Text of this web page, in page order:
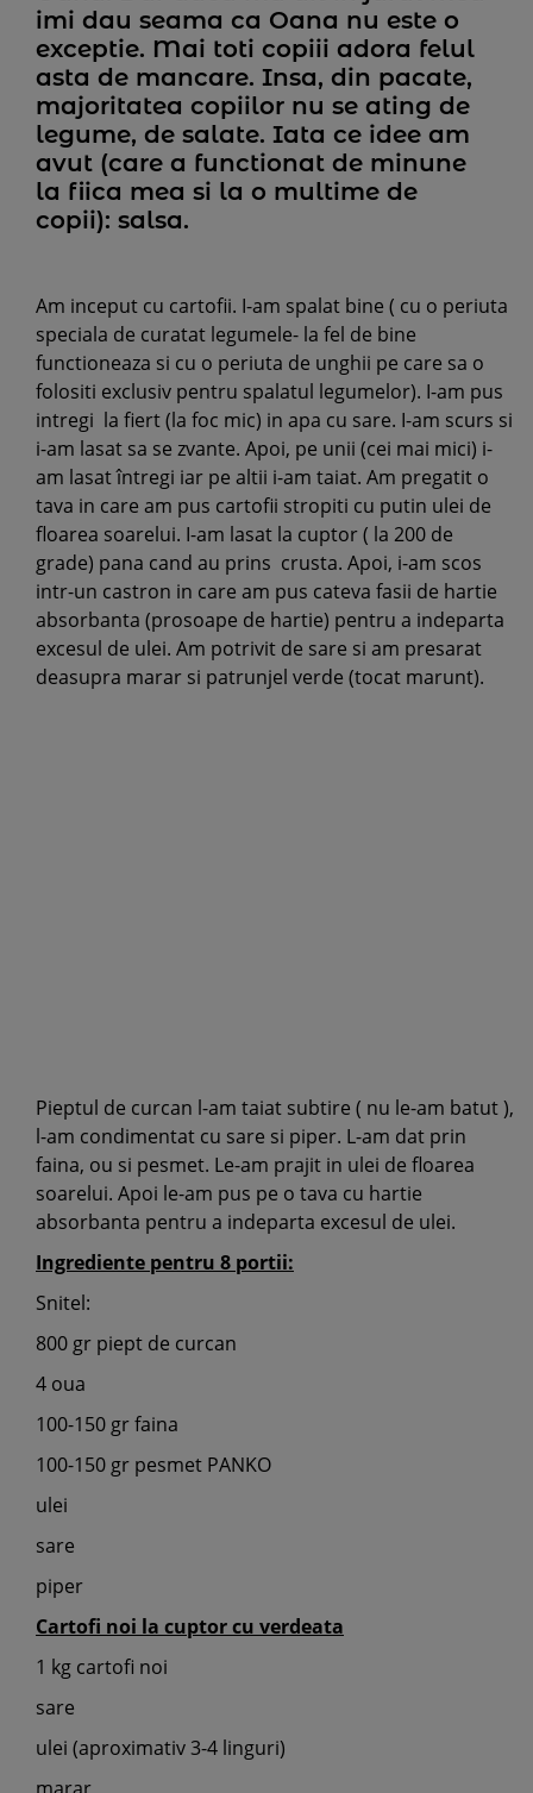
imi dau seama ca Oana nu este o
exceptie. Mai toti copiii adora felul
asta de mancare. Insa, din pacate,
majoritatea copiilor nu se ating de
legume, de salate. Iata ce idee am
avut (care a functionat de minune
la fiica mea si la o multime de
copii): salsa.
Am inceput cu cartofii. I-am spalat bine ( cu o periuta
speciala de curatat legumele- la fel de bine
functioneaza si cu o periuta de unghii pe care sa o
folositi exclusiv pentru spalatul legumelor). I-am pus
intregi la fiert (la foc mic) in apa cu sare. I-am scurs si
i-am lasat sa se zvante. Apoi, pe unii (cei mai mici) i-
am lasat întregi iar pe altii i-am taiat. Am pregatit o
tava in care am pus cartofii stropiti cu putin ulei de
floarea soarelui. I-am lasat la cuptor ( la 200 de
grade) pana cand au prins crusta. Apoi, i-am scos
intr-un castron in care am pus cateva fasii de hartie
absorbanta (prosoape de hartie) pentru a indeparta
excesul de ulei. Am potrivit de sare si am presarat
deasupra marar si patrunjel verde (tocat marunt).
Pieptul de curcan l-am taiat subtire ( nu le-am batut ),
l-am condimentat cu sare si piper. L-am dat prin
faina, ou si pesmet. Le-am prajit in ulei de floarea
soarelui. Apoi le-am pus pe o tava cu hartie
absorbanta pentru a indeparta excesul de ulei.
Ingrediente pentru 8 portii:
Snitel:
800 gr piept de curcan
4 oua
100-150 gr faina
100-150 gr pesmet PANKO
ulei
sare
piper
Cartofi noi la cuptor cu verdeata
1 kg cartofi noi
sare
ulei (aproximativ 3-4 linguri)